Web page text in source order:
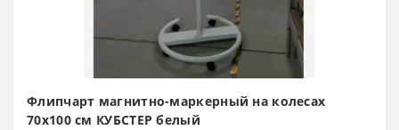
Флипчарт магнитно-маркерный на колесах
70х100 см КУБСТЕР белый